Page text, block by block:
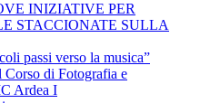
INIZIATIVE PER
STACCIONATE SULLA
passi verso la musica”
Corso di Fotografia e
Ardea I